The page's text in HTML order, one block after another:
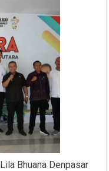
Ngaturang
Sembah,
Karya
Agung
Pura
Bukit
Buluh,
Desa
Adat
Gunaksa
Bhuana Denpasar